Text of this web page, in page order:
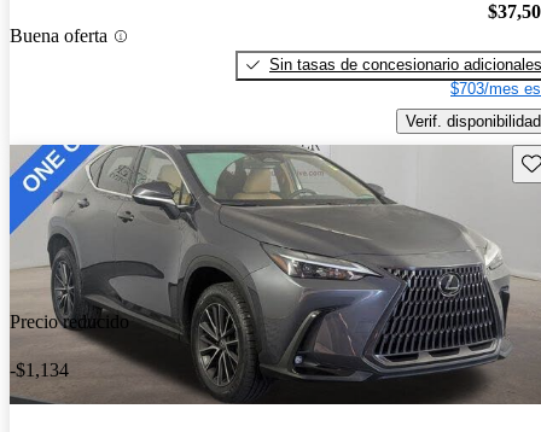
Buena oferta
Sin tasas de concesionario adicionales
$703/mes
Verif. disponibilidad
Precio reducido
-$1,134